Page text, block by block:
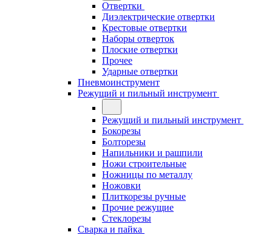
Отвертки
Диэлектрические отвертки
Крестовые отвертки
Наборы отверток
Плоские отвертки
Прочее
Ударные отвертки
Пневмоинструмент
Режущий и пильный инструмент
Режущий и пильный инструмент
Бокорезы
Болторезы
Напильники и рашпили
Ножи строительные
Ножницы по металлу
Ножовки
Плиткорезы ручные
Прочие режущие
Стеклорезы
Сварка и пайка